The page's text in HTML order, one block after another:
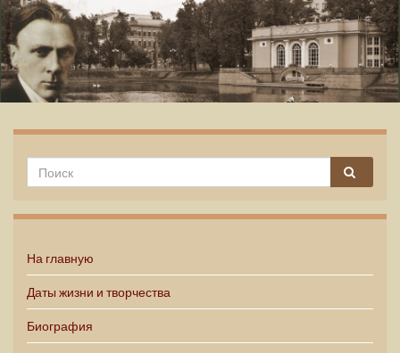
На главную
Даты жизни и творчества
Биография